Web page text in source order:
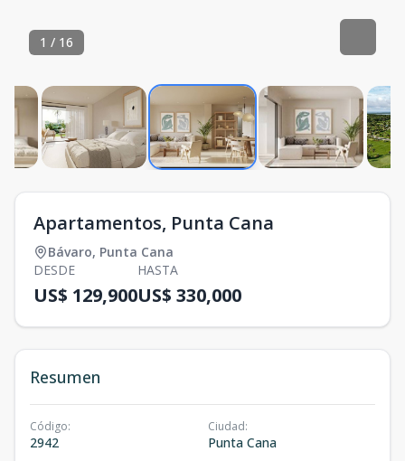
1 / 16
Apartamentos, Punta Cana
Bávaro, Punta Cana
DESDE
US$ 129,900
HASTA
US$ 330,000
Resumen
Código:
2942
Ciudad:
Punta Cana